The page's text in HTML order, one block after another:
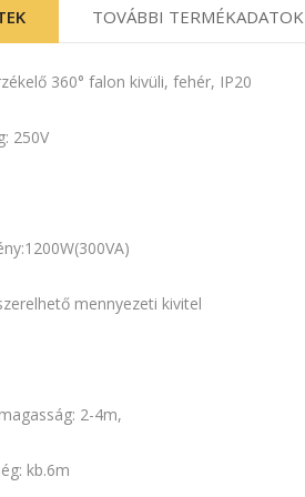
TOVÁBBI TERMÉKADATOK
360° falon kivüli, fehér, IP20
250V
mennyezeti kivitel
2-4m,
kb.6m